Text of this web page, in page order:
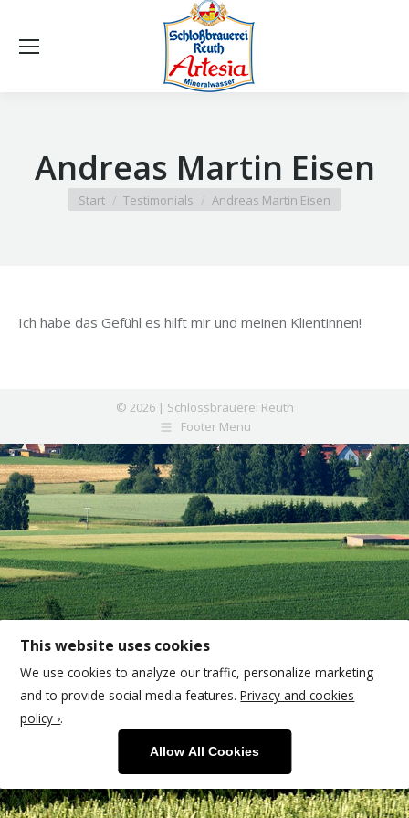
Andreas Martin Eisen
Sie befinden sich hier:
Start Testimonials Andreas Martin Eisen
Ich habe das Gefühl es hilft mir und meinen Klientinnen!
© 2026 | Schlossbrauerei Reuth
Footer Menu
This website uses cookies
We use cookies to analyze our traffic, personalize marketing
and to provide social media features.Privacy and cookies
policy ›.
Allow All Cookies